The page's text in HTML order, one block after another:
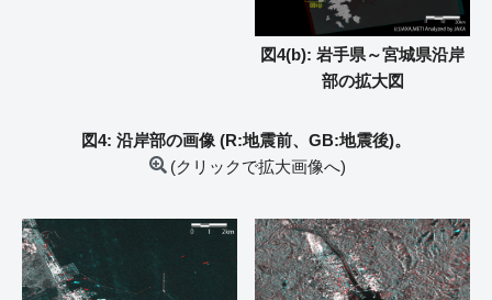
図4(b): 岩手県～宮城県沿岸
部の拡大図
図4: 沿岸部の画像 (R:地震前、GB:地震後)。
(クリックで拡大画像へ)